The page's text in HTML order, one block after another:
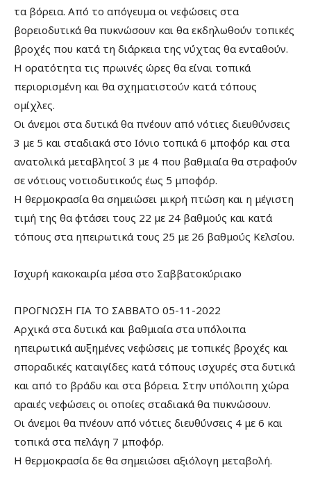
τα βόρεια. Από το απόγευμα οι νεφώσεις στα
βορειοδυτικά θα πυκνώσουν και θα εκδηλωθούν τοπικές
βροχές που κατά τη διάρκεια της νύχτας θα ενταθούν.
Η ορατότητα τις πρωινές ώρες θα είναι τοπικά
περιορισμένη και θα σχηματιστούν κατά τόπους
ομίχλες.
Οι άνεμοι στα δυτικά θα πνέουν από νότιες διευθύνσεις
3 με 5 και σταδιακά στο Ιόνιο τοπικά 6 μποφόρ και στα
ανατολικά μεταβλητοί 3 με 4 που βαθμιαία θα στραφούν
σε νότιους νοτιοδυτικούς έως 5 μποφόρ.
Η θερμοκρασία θα σημειώσει μικρή πτώση και η μέγιστη
τιμή της θα φτάσει τους 22 με 24 βαθμούς και κατά
τόπους στα ηπειρωτικά τους 25 με 26 βαθμούς Κελσίου.
Ισχυρή κακοκαιρία μέσα στο Σαββατοκύριακο
ΠΡΟΓΝΩΣΗ ΓΙΑ ΤΟ ΣΑΒΒΑΤΟ 05-11-2022
Αρχικά στα δυτικά και βαθμιαία στα υπόλοιπα
ηπειρωτικά αυξημένες νεφώσεις με τοπικές βροχές και
σποραδικές καταιγίδες κατά τόπους ισχυρές στα δυτικά
και από το βράδυ και στα βόρεια. Στην υπόλοιπη χώρα
αραιές νεφώσεις οι οποίες σταδιακά θα πυκνώσουν.
Οι άνεμοι θα πνέουν από νότιες διευθύνσεις 4 με 6 και
τοπικά στα πελάγη 7 μποφόρ.
Η θερμοκρασία δε θα σημειώσει αξιόλογη μεταβολή.